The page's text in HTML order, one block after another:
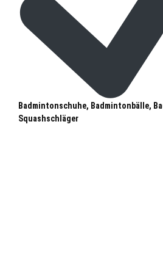
Badmintonschuhe, Badmintonbälle,
Squashschläger